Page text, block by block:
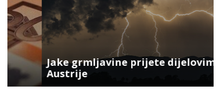
Jake grmljavine prijete dijelovima
Austrije